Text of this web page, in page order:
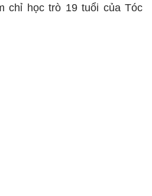
chỉ học trò 19 tuổi của Tóc